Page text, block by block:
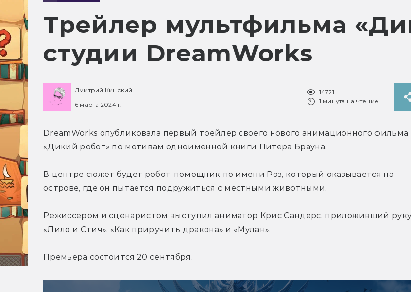
Трейлер мультфильма
студии DreamWorks
Дмитрий Кинский
6 марта 2024 г.
14721
1 минута на чтение
DreamWorks опубликовала первый трейлер своего нового анимационного фильма
«Дикий робот» по мотивам одноименной книги Питера Брауна.
В центре сюжет будет робот-помощник по имени Роз, который оказывается на
острове, где он пытается подружиться с местными животными.
Режиссером и сценаристом выступил аниматор Крис Сандерс, приложивший
«Лило и Стич», «Как приручить дракона» и «Мулан».
Премьера состоится 20 сентября.